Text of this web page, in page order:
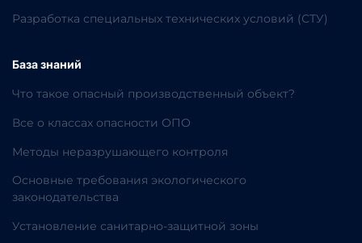
Разработка специальных технических условий (СТУ)
База знаний
Что такое опасный производственный объект?
Все о классах опасности ОПО
Методы неразрушающего контроля
Основные требования экологического
законодательства
Установление санитарно-защитной зоны